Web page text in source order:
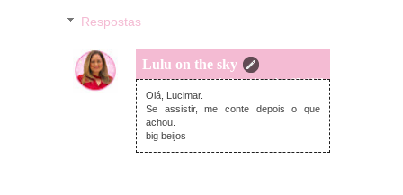
Respostas
Lulu on the sky
segunda-feira, dezembro 25, 2023
Olá, Lucimar.
Se assistir, me conte depois o que
achou.
big beijos